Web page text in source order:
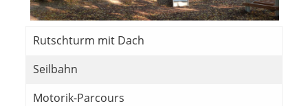
Rutschturm mit Dach
Seilbahn
Motorik-Parcours